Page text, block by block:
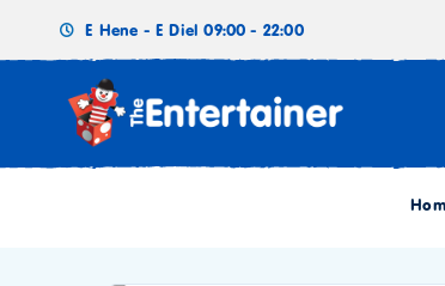
E Hene - E Diel 09:00 - 22:00